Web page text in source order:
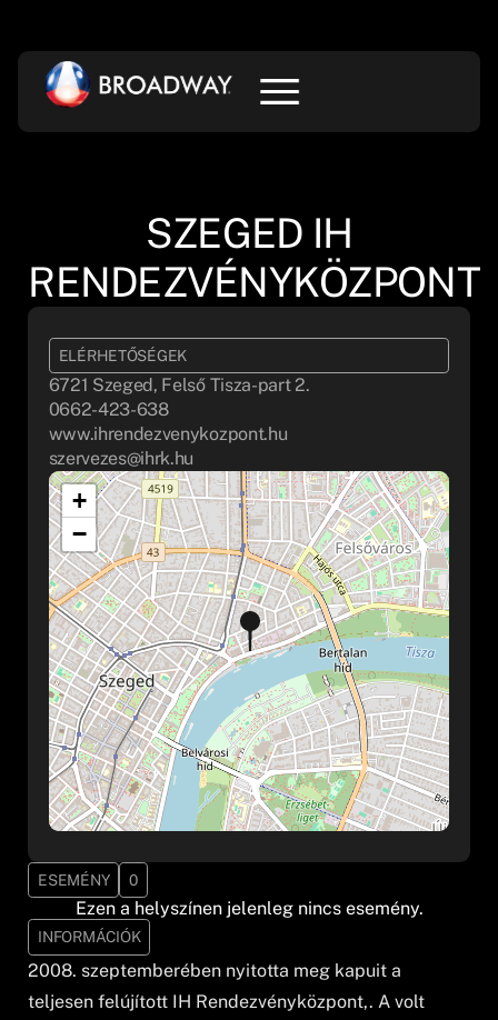
SZEGED IH
RENDEZVÉNYKÖZPONT
ELÉRHETŐSÉGEK
6721 Szeged, Felső Tisza-part 2.
0662-423-638
www.ihrendezvenykozpont.hu
szervezes@ihrk.hu
+
−
ESEMÉNY 0
Ezen a helyszínen jelenleg nincs esemény.
INFORMÁCIÓK
2008. szeptemberében nyitotta meg kapuit a
teljesen felújított IH Rendezvényközpont,. A volt